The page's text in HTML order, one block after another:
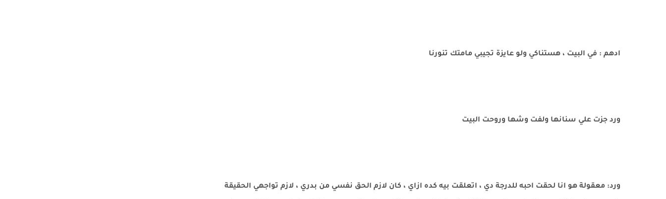
ادهم : في البيت ، هستناكي ولو عايزة تجيبي مامتك تنورنا
ورد جزت علي سنانها ولفت وشها وروحت البيت
ورد: معقولة هو انا لحقت احبه للدرجة دي ، اتعلقت بيه كده ازاي ، كان لازم الحق نفسي من بدري ، لازم تواجهي الحقيقة